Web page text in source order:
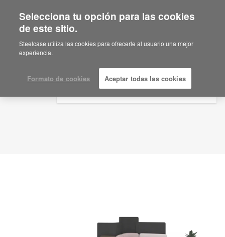
Are you in United States?
Would you like to see Products we sell in
your region?
English
Español
Idea de planificación
ID: XU5HV3MZ
Selecciona tu opción para las cookies
de este sitio.
Steelcase utiliza las cookies para ofrecerle al usuario una mejor
experiencia.
Formato de cookies Aceptar todas las cookies